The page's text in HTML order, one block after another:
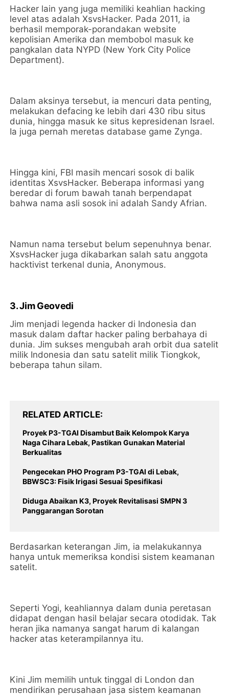
Hacker lain yang juga memiliki keahlian hacking
level atas adalah XsvsHacker. Pada 2011, ia
berhasil memporak-porandakan website
kepolisian Amerika dan membobol masuk ke
pangkalan data NYPD (New York City Police
Department).
Dalam aksinya tersebut, ia mencuri data penting,
melakukan defacing ke lebih dari 430 ribu situs
dunia, hingga masuk ke situs kepresidenan Israel.
Ia juga pernah meretas database game Zynga.
Hingga kini, FBI masih mencari sosok di balik
identitas XsvsHacker. Beberapa informasi yang
beredar di forum bawah tanah berpendapat
bahwa nama asli sosok ini adalah Sandy Afrian.
Namun nama tersebut belum sepenuhnya benar.
XsvsHacker juga dikabarkan salah satu anggota
hacktivist terkenal dunia, Anonymous.
3. Jim Geovedi
Jim menjadi legenda hacker di Indonesia dan
masuk dalam daftar hacker paling berbahaya di
dunia. Jim sukses mengubah arah orbit dua satelit
milik Indonesia dan satu satelit milik Tiongkok,
beberapa tahun silam.
RELATED ARTICLE
Proyek P3-TGAI Disambut Baik Kelompok Karya
Naga Cihara Lebak, Pastikan Gunakan Material
Berkualitas
Pengecekan PHO Program P3-TGAI di Lebak,
BBWSC3: Fisik Irigasi Sesuai Spesifikasi
Diduga Abaikan K3, Proyek Revitalisasi SMPN 3
Panggarangan Sorotan
Berdasarkan keterangan Jim, ia melakukannya
hanya untuk memeriksa kondisi sistem keamanan
satelit.
Seperti Yogi, keahliannya dalam dunia peretasan
didapat dengan hasil belajar secara otodidak. Tak
heran jika namanya sangat harum di kalangan
hacker atas keterampilannya itu.
Kini Jim memilih untuk tinggal di London dan
mendirikan perusahaan jasa sistem keamanan